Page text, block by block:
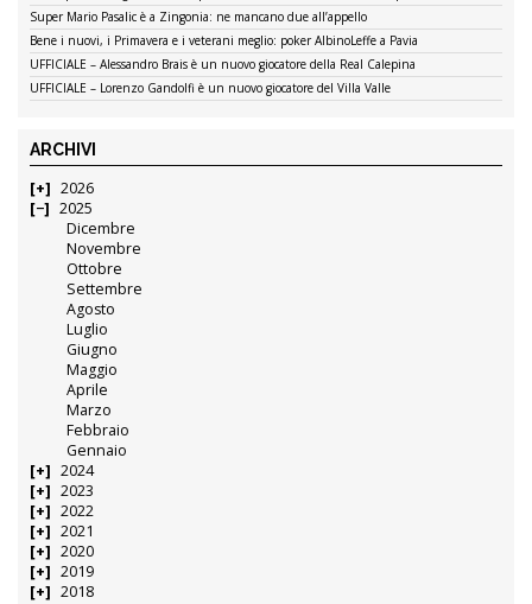
Super Mario Pasalic è a Zingonia: ne mancano due all’appello
Bene i nuovi, i Primavera e i veterani meglio: poker AlbinoLeffe a Pavia
UFFICIALE – Alessandro Brais è un nuovo giocatore della Real Calepina
UFFICIALE – Lorenzo Gandolfi è un nuovo giocatore del Villa Valle
ARCHIVI
2026
2025
Dicembre
Novembre
Ottobre
Settembre
Agosto
Luglio
Giugno
Maggio
Aprile
Marzo
Febbraio
Gennaio
2024
2023
2022
2021
2020
2019
2018